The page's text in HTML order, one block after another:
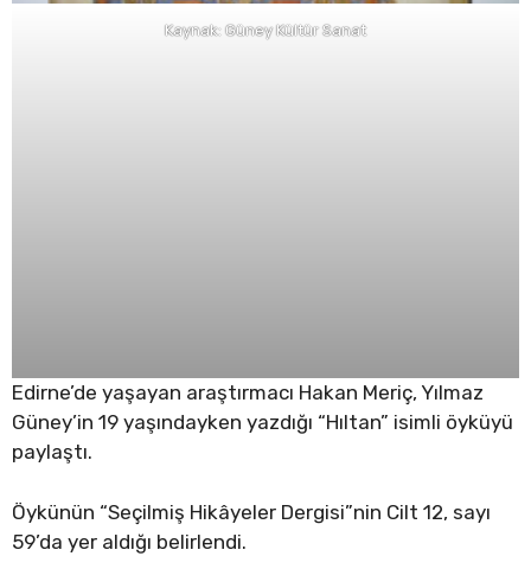
Kaynak: Güney Kültür Sanat
Edirne’de yaşayan araştırmacı Hakan Meriç, Yılmaz
Güney’in 19 yaşındayken yazdığı “Hıltan” isimli öyküyü
paylaştı.
Öykünün “Seçilmiş Hikâyeler Dergisi”nin Cilt 12, sayı
59’da yer aldığı belirlendi.